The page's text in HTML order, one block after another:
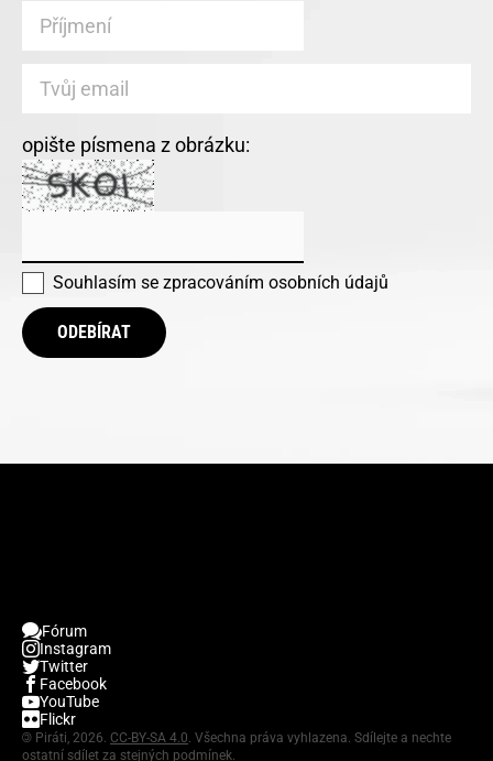
opište písmena z obrázku:
Souhlasím se zpracováním osobních údajů
ODEBÍRAT
Fórum
Instagram
Twitter
Facebook
YouTube
Flickr
© Piráti, 2026. CC-BY-SA 4.0. Všechna práva vyhlazena. Sdílejte a nechte
ostatní sdílet za stejných podmínek.